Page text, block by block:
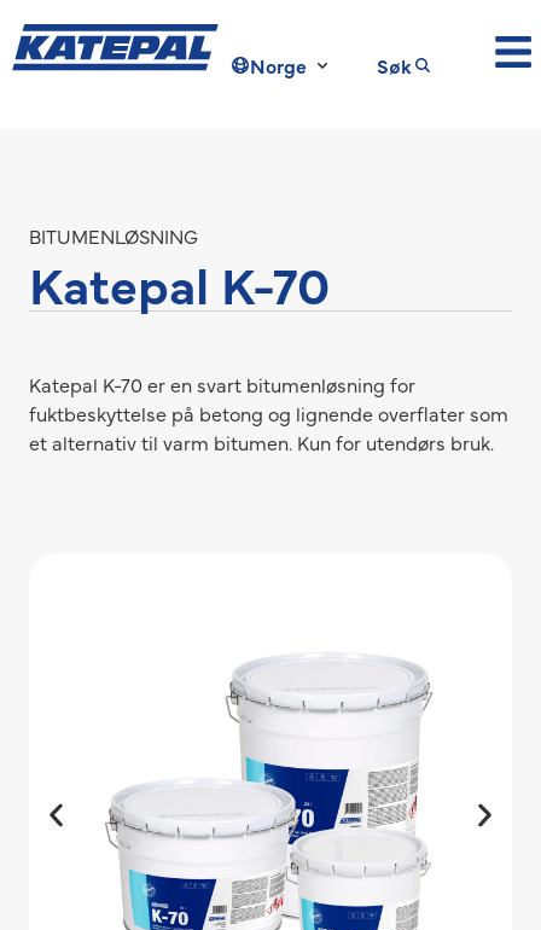
Norge Søk
BITUMENLØSNING
Katepal K-70
Katepal K-70 er en svart bitumenløsning for
fuktbeskyttelse på betong og lignende overflater som
et alternativ til varm bitumen. Kun for utendørs bruk.